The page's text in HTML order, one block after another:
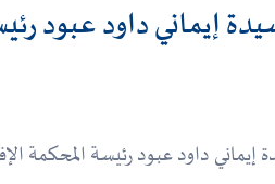
إيماني داود عبود
داود عبود رئيسة المحكمة الإفريقية لحقوق